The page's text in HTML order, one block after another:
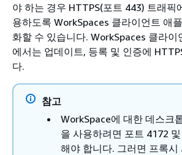
야 하는 경우 HTTPS(포트 443) 트래픽
용하도록 WorkSpaces 클라이언트 애
화할 수 있습니다. WorkSpaces 클라이
에서는 업데이트, 등록 및 인증에
다.
참고
WorkSpace에 대한 데스크
을 사용하려면 포트 4172
해야 합니다. 그러면 프록시